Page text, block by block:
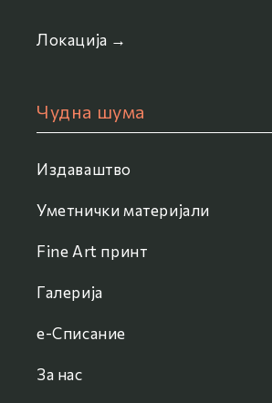
Локација →
Чудна шума
Издаваштво
Уметнички материјали
Fine Art принт
Галерија
e-Списание
За нас